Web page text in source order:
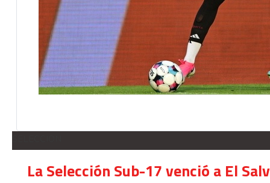
La Selección Sub-17 venció a El